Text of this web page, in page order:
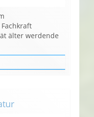
älter werdende